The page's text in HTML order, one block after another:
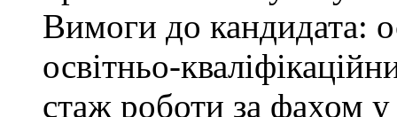
Вимоги до кандидата:
освітньо-
стаж роботи за фахом